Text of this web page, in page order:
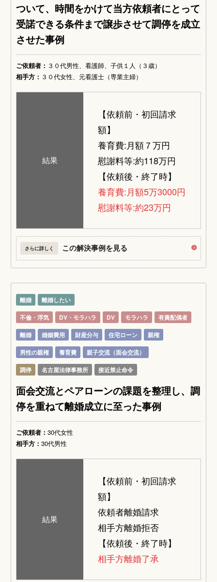
ついて、時間をかけて当方依頼者にとって
受諾できる条件まで譲歩させて調停を成立
させた事例
ご依頼者： ３０代男性、看護師、子供１人（３歳）
相手方： ３０代女性、元看護士（専業主婦）
結果
【依頼前・初回請求
額】
養育費:月額７万円
慰謝料等:約118万円
【依頼後・終了時】
養育費:月額5万3000円
慰謝料等:約23万円
さらに詳しく この解決事例を見る
離婚
離婚したい
不倫・浮気
DV・モラハラ DV モラハラ
有責配偶者
離婚
婚姻費用 財産分与 住宅ローン
親権
男性の親権
養育費
親子交流（面会交流）
調停
名古屋法律事務所 接近禁止命令
面会交流とペアローンの課題を整理し、調
停を重ねて離婚成立に至った事例
ご依頼者：30代女性
相手方：30代男性
結果
【依頼前・初回請求
額】
依頼者離婚請求
相手方離婚拒否
【依頼後・終了時】
相手方離婚了承